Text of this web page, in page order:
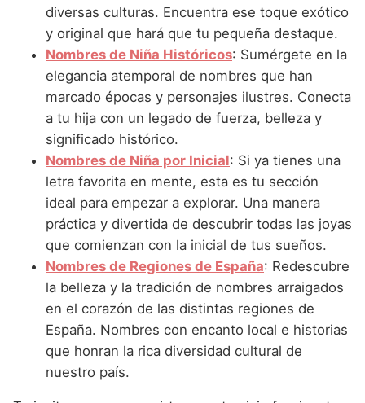
Nombres de Niña que empiezan por O
Nombres de Niña que empiezan por P
Nombres de Niña que empiezan por Q
Nombres de Niña que empiezan por R
Nombres de Niña que empiezan por S
Nombres de Niña que empiezan por T
Nombres de Niña que empiezan por U
Nombres de Niña que empiezan por V
Nombres de Niña que empiezan por W
Nombres de Niña que empiezan por X
Nombres de Niña que empiezan por Y
Nombres de Niña Rusos
Nombres de Niña Suecos
Nombres de Niña Navarros
Nombres de Niña Riojanos
Nombres de Niña Valencianos
diversas culturas. Encuentra ese toque exótico
y original que hará que tu pequeña destaque.
Nombres de Niña Históricos: Sumérgete en la
elegancia atemporal de nombres que han
marcado épocas y personajes ilustres. Conecta
a tu hija con un legado de fuerza, belleza y
significado histórico.
Nombres de Niña por Inicial: Si ya tienes una
letra favorita en mente, esta es tu sección
ideal para empezar a explorar. Una manera
práctica y divertida de descubrir todas las joyas
que comienzan con la inicial de tus sueños.
Nombres de Regiones de España: Redescubre
la belleza y la tradición de nombres arraigados
en el corazón de las distintas regiones de
España. Nombres con encanto local e historias
que honran la rica diversidad cultural de
nuestro país.